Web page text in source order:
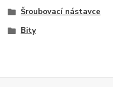
Šroubovací nástavce
Bity